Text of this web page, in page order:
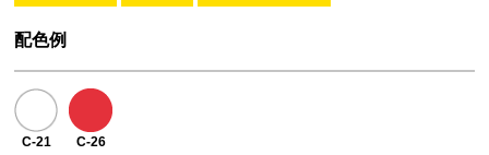
配色例
C-21 C-26